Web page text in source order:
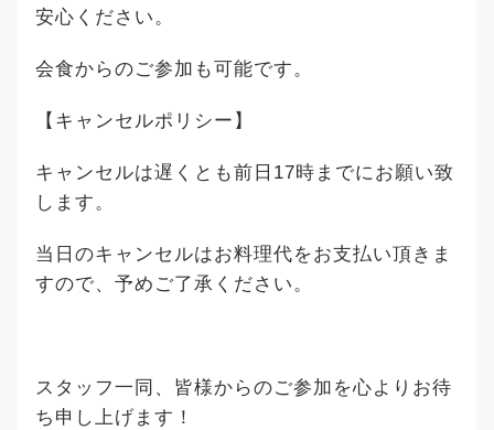
安心ください。
会食からのご参加も可能です。
【キャンセルポリシー】
キャンセルは遅くとも前日17時までにお願い致
します。
当日のキャンセルはお料理代をお支払い頂きま
すので、予めご了承ください。
スタッフ一同、皆様からのご参加を心よりお待
ち申し上げます！